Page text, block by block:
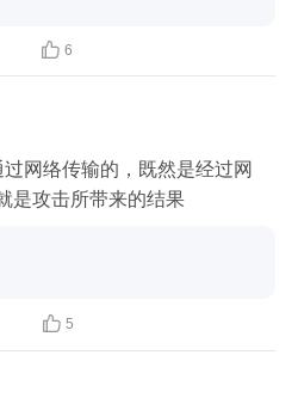

 6
网络传输的，既然是经过网
是攻击所带来的结果
 5